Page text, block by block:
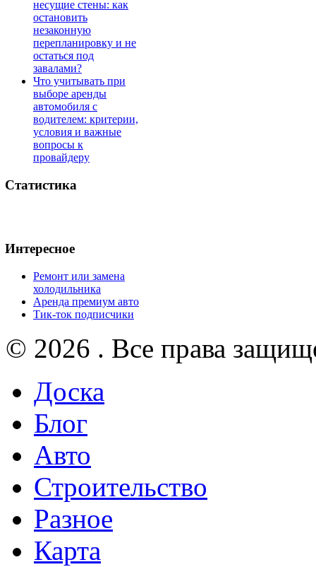
несущие стены: как
остановить
незаконную
перепланировку и не
остаться под
завалами?
Что учитывать при
выборе аренды
автомобиля с
водителем: критерии,
условия и важные
вопросы к
провайдеру
Статистика
Интересное
Ремонт или замена
холодильника
Аренда премиум авто
Тик-ток подписчики
© 2026 . Все права
Доска
Блог
Авто
Строительство
Разное
Карта